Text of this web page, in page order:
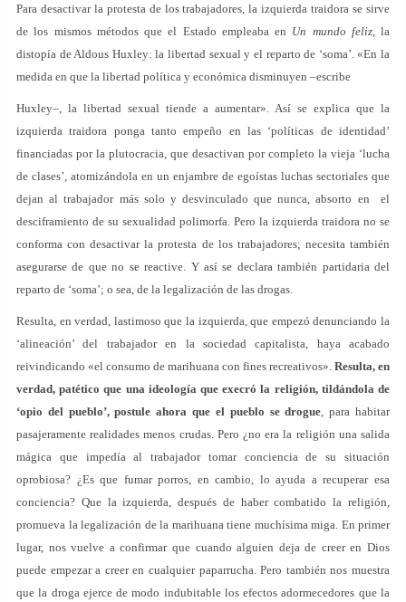
Para desactivar la protesta de los trabajadores, la izquierda traidora se sirve
de los mismos métodos que el Estado empleaba en Un mundo feliz,la
distopía de Aldous Huxley: la libertad sexual y el reparto de ‘soma’. «En la
medida en que la libertad política y económica disminuyen –escribe
Huxley–, la libertad sexual tiende a aumentar». Así se explica que la
izquierda traidora ponga tanto empeño en las ‘políticas de identidad’
financiadas por la plutocracia, que desactivan por completo la vieja ‘lucha
de clases’, atomizándola en un enjambre de egoístas luchas sectoriales que
dejan al trabajador más solo y desvinculado que nunca, absorto en el
desciframiento de su sexualidad polimorfa. Pero la izquierda traidora no se
conforma con desactivar la protesta de los trabajadores; necesita también
asegurarse de que no se reactive. Y así se declara también partidaria del
reparto de ‘soma’; o sea, de la legalización de las drogas.
Resulta, en verdad, lastimoso que la izquierda, que empezó denunciando la
‘alineación’ del trabajador en la sociedad capitalista, haya acabado
reivindicando «el consumo de marihuana con fines recreativos». Resulta, en
verdad, patético que una ideología que execró la religión, tildándola de
‘opio del pueblo’, postule ahora que el pueblo se drogue, para habitar
pasajeramente realidades menos crudas. Pero ¿no era la religión una salida
mágica que impedía al trabajador tomar conciencia de su situación
oprobiosa? ¿Es que fumar porros, en cambio, lo ayuda a recuperar esa
conciencia? Que la izquierda, después de haber combatido la religión,
promueva la legalización de la marihuana tiene muchísima miga. En primer
lugar, nos vuelve a confirmar que cuando alguien deja de creer en Dios
puede empezar a creer en cualquier paparrucha. Pero también nos muestra
que la droga ejerce de modo indubitable los efectos adormecedores que la